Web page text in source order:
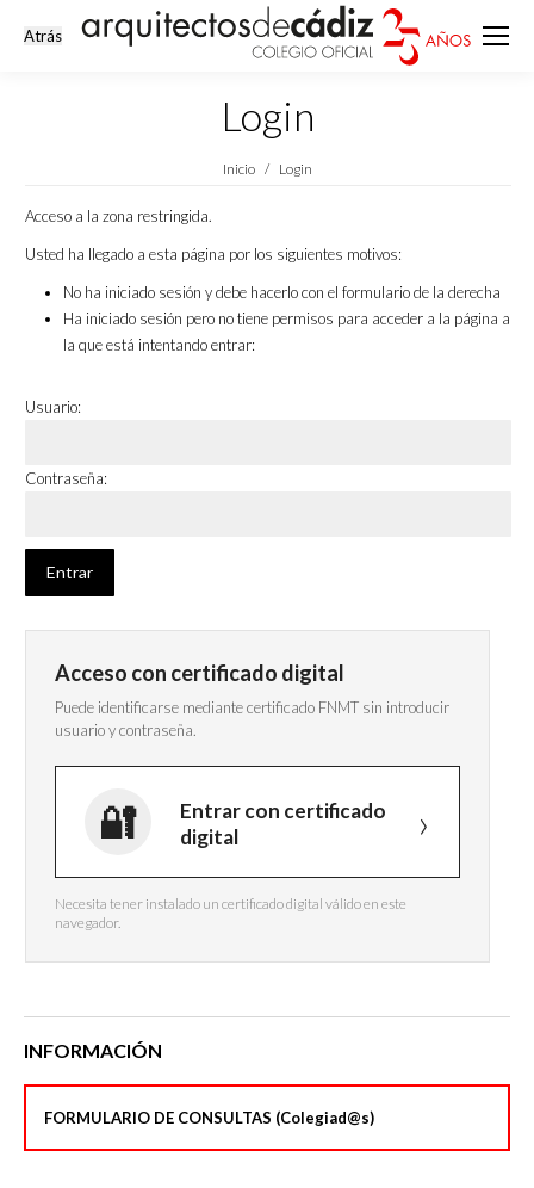
Login
Estás aquí:
Inicio Login
Acceso a la zona restringida.
Usted ha llegado a esta página por los siguientes motivos:
No ha iniciado sesión y debe hacerlo con el formulario de la derecha
Ha iniciado sesión pero no tiene permisos para acceder a la página a
la que está intentando entrar:
Usuario:
Contraseña:
Acceso con certificado digital
Puede identificarse mediante certificado FNMT sin introducir
usuario y contraseña.
Entrar con certificado
digital
Necesita tener instalado un certificado digital válido en este
navegador.
INFORMACIÓN
FORMULARIO DE CONSULTAS (Colegiad@s)